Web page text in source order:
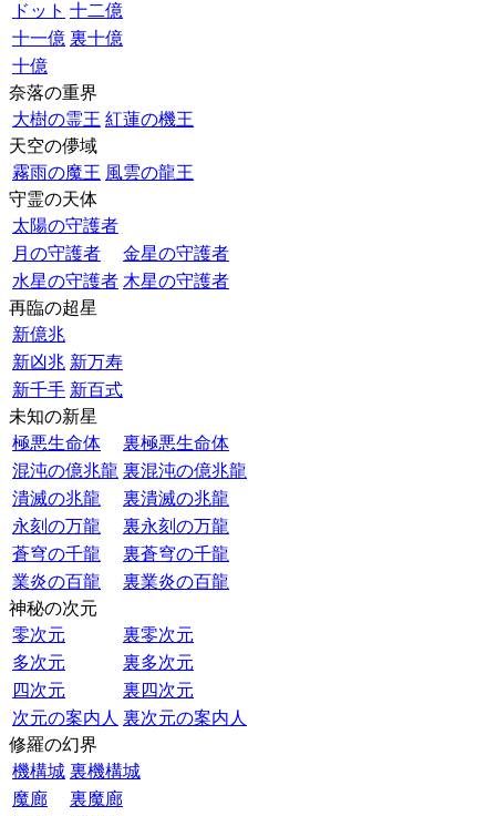
ドット 十二億
十一億 裏十億
十億
奈落の重界
大樹の霊王 紅蓮の機王
天空の儚域
霧雨の魔王 風雲の龍王
守霊の天体
太陽の守護者
月の守護者
金星の守護者
水星の守護者 木星の守護者
再臨の超星
新億兆
新凶兆 新万寿
新千手 新百式
未知の新星
極悪生命体
裏極悪生命体
混沌の億兆龍 裏混沌の億兆龍
潰滅の兆龍
裏潰滅の兆龍
永刻の万龍
裏永刻の万龍
蒼穹の千龍
裏蒼穹の千龍
業炎の百龍
裏業炎の百龍
神秘の次元
零次元
裏零次元
多次元
裏多次元
四次元
裏四次元
次元の案内人 裏次元の案内人
修羅の幻界
機構城 裏機構城
魔廊
裏魔廊